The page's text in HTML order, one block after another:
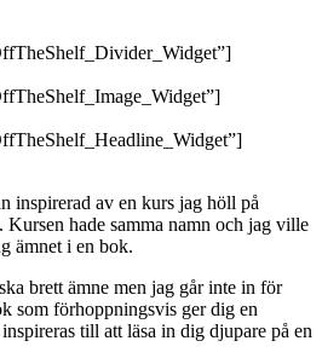
inspirerad av en kurs jag höll på
hade samma namn och jag ville
ämnet i en bok.
brett ämne men jag går inte in för
som förhoppningsvis ger dig en
till att läsa in dig djupare på en